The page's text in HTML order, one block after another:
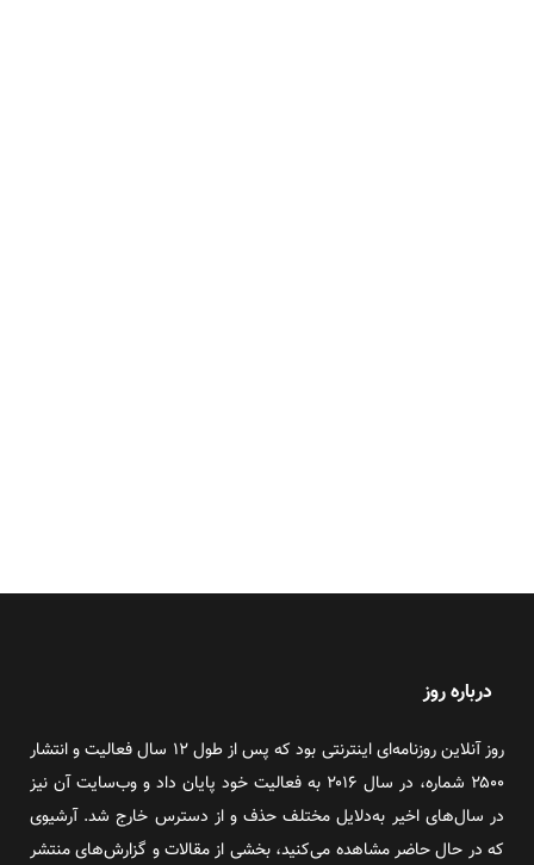
درباره روز
روز آنلاین روزنامه‌ای اینترنتی بود که پس از طول ۱۲ سال فعالیت و انتشار
۲۵۰۰ شماره، در سال ۲۰۱۶ به فعالیت خود پایان داد و وب‌سایت آن نیز
در سال‌های اخیر به‌دلایل مختلف حذف و از دسترس خارج شد. آرشیوی
که در حال حاضر مشاهده می‌کنید، بخشی از مقالات و گزارش‌های منتشر